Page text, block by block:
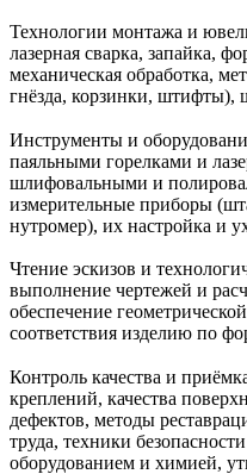
Технологии монтажа и
лазерная сварка, запайка,
механическая обработка,
гнёзда, корзинки, штифты),
Инструменты и
паяльными горелками и
шлифовальными и
измерительные приборы
нутромер), их настройка и
Чтение эскизов и
выполнение чертежей и
обеспечение
соответствия изделию по
Контроль качества и
креплений, качества
дефектов, методы
труда, техники
оборудованием и химией,